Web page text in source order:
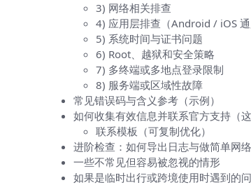
3) 网络相关排查
4) 应用层排查（Android / iOS 通
5) 系统时间与证书问题
6) Root、越狱和安全策略
7) 多终端或多地点登录限制
8) 服务端或区域性故障
常见错误码与含义参考（示例）
如何收集有效信息并联系官方支持（这
联系模板（可复制优化）
进阶检查：如何导出日志与做简单网
一些不常见但容易被忽视的情形
如果是临时出行或跨境使用时遇到的